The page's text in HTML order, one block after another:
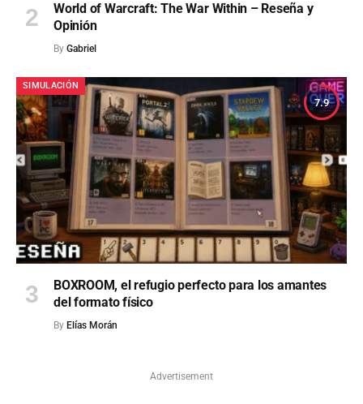
World of Warcraft: The War Within – Reseña y
Opinión
By Gabriel
7.9
SIMULACIÓN
BOXROOM, el refugio perfecto para los amantes
del formato físico
By Elías Morán
Advertisement